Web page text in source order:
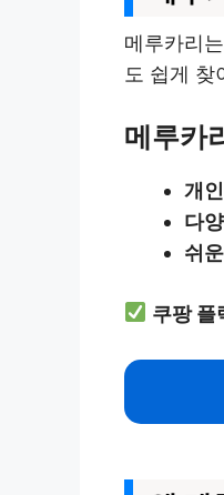
메루카리
도 쉽게 찾
메루카
개
다
쉬
쿠팡 플